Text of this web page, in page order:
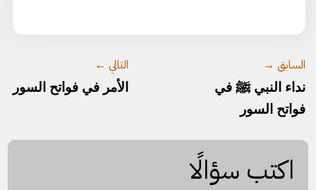
السابق →
نداء النبي ﷺ في
فواتح السور
التالي ←
الأمر في فواتح السور
اكتب سؤالًا